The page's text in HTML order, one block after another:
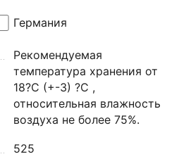
Германия
Рекомендуемая
температура хранения от
18?С (+-3) ?С ,
относительная влажность
воздуха не более 75%.
525